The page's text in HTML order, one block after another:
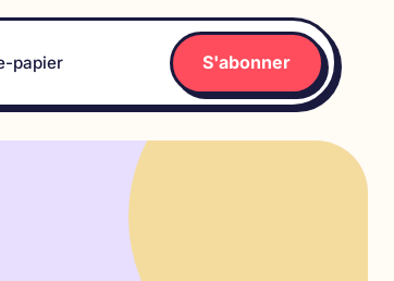
papier S'abonner